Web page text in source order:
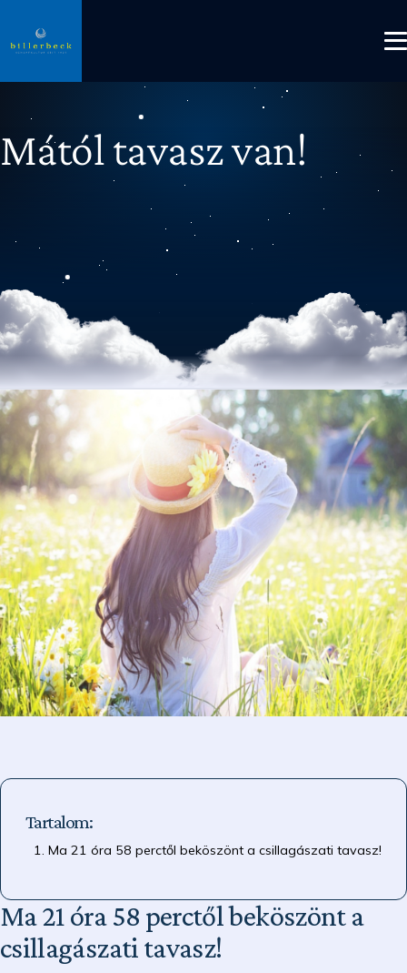
Mától tavasz van!
Ma 21 óra 58 perctől beköszönt a
csillagászati tavasz!
Tartalom:
Ma 21 óra 58 perctől beköszönt a csillagászati tavasz!